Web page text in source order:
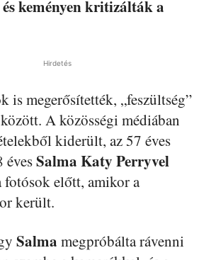
keményen kritizálták a
Hirdetés
is megerősítették, „feszültség”
A közösségi médiában
kiderült, az 57 éves
évesSalma Katy Perryvel
előtt, amikor a
került.
Salma megpróbálta rávenni